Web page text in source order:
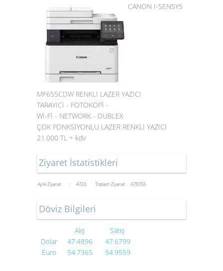
CANON I-SENSYS
MF655CDW RENKLİ LAZER YAZICI
TARAYICI - FOTOKOPİ -
Wİ-Fİ - NETWORK - DUBLEX
ÇOK FONKSİYONLU LAZER RENKLİ YAZICI
21.000 TL + kdv
Ziyaret İstatistikleri
Aylık Ziyaret : 4723 Toplam Ziyaret : 678755
Döviz Bilgileri
Alış
Satış
Dolar
47.4896
47.6799
Euro
54.7365 54.9559